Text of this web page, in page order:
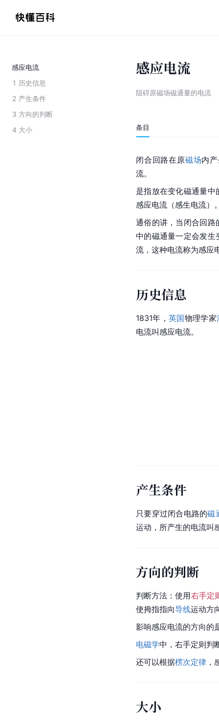
感应电流
1 历史信息
2 产生条件
3 方向的判断
4 大小
感应电流
阻碍原磁场磁通量的电流
条目
闭合回路在原磁场内
流。
是指放在变化磁通量中
感应电流（感生电流）
通俗的讲，当闭合回路
中的磁通量一定会发生
流，这种电流称为感应
历史信息
1831年，英国物理学家
电流叫感应电流。
产生条件
只要穿过闭合电路的磁
运动，所产生的电流叫
方向的判断
判断方法：使用右手定
使拇指指向导线运动方
影响感应电流的方向的
电磁学中，右手定则判
还可以根据楞次定律
大小